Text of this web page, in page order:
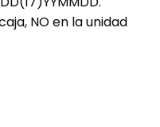
NO en la unidad